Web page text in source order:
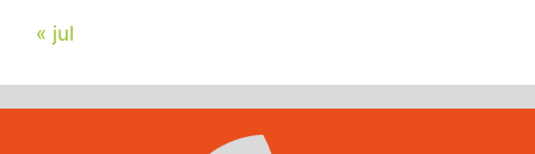
« jul